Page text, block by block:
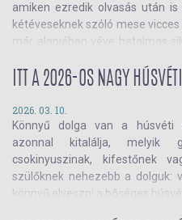
amiken ezredik olvasás után
kétéveseknek szóló mese
már alapjában véve hatalmas
ITT A 2026-OS NAGY
2026. 03. 10.
Könnyű dolga van a húsvéti
azonnal kitalálja, melyik
csokinyuszinak, kifestőnek
szülőknek nehezebb a dolguk:
könnyű elveszni a bőséges